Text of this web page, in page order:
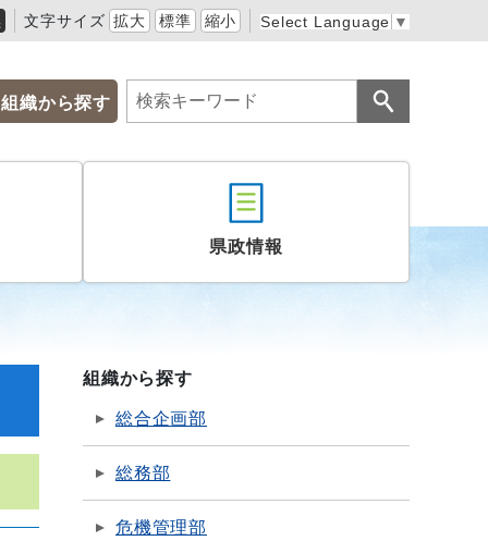
文字サイズ 拡大 標準 縮小 Select Language ▼
組織から探す
県政情報
組織から探す
総合企画部
総務部
危機管理部